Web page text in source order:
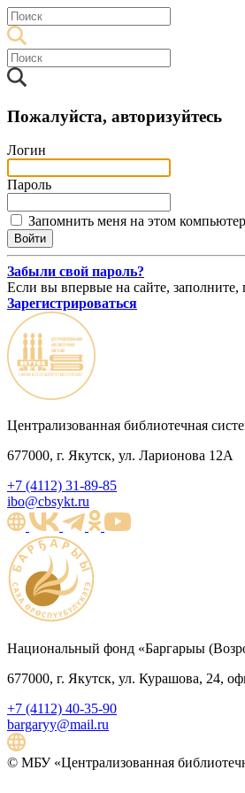
Пожалуйста, авторизуйтесь
Логин
Пароль
Запомнить меня на этом
Забыли свой пароль?
Если вы впервые на сайте,
Зарегистрироваться
Централизованная библиотечная
677000, г. Якутск, ул. Ларионова 12А
+7 (4112) 31-89-85
ibo@cbsykt.ru
Национальный фонд «Баргарыы
677000, г. Якутск, ул. Курашова, 24,
+7 (4112) 40-35-90
bargaryy@mail.ru
© МБУ «Централизованная